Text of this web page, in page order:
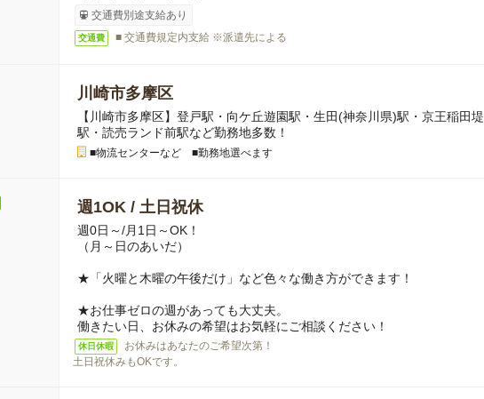
交通費別途支給あり
交通費 ■ 交通費規定内支給 ※派遣先による
川崎市多摩区
【川崎市多摩区】登戸駅・向ケ丘遊園駅・生田(神奈川県)駅・京王稲田堤
駅・読売ランド前駅など勤務地多数！
■物流センターなど ■勤務地選べます
週1OK / 土日祝休
週0日～/月1日～OK！
（月～日のあいだ）
★「火曜と木曜の午後だけ」など色々な働き方ができます！
★お仕事ゼロの週があっても大丈夫。
働きたい日、お休みの希望はお気軽にご相談ください！
休日休暇
お休みはあなたのご希望次第！
土日祝休みもOKです。